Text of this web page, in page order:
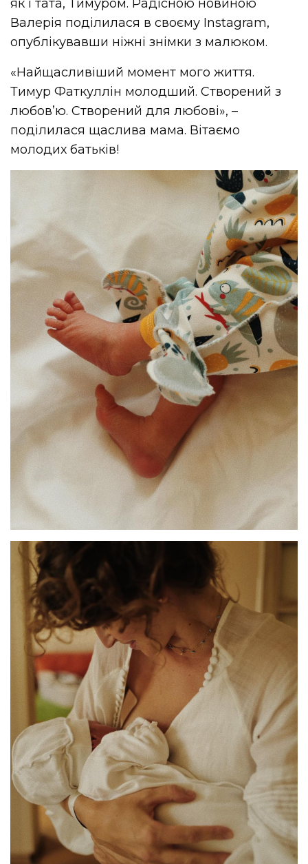
як і тата, Тимуром. Радісною новиною
Валерія поділилася в своєму Instagram,
опублікувавши ніжні знімки з малюком.
«Найщасливіший момент мого життя.
Тимур Фаткуллін молодший. Створений з
любов’ю. Створений для любові», –
поділилася щаслива мама. Вітаємо
молодих батьків!